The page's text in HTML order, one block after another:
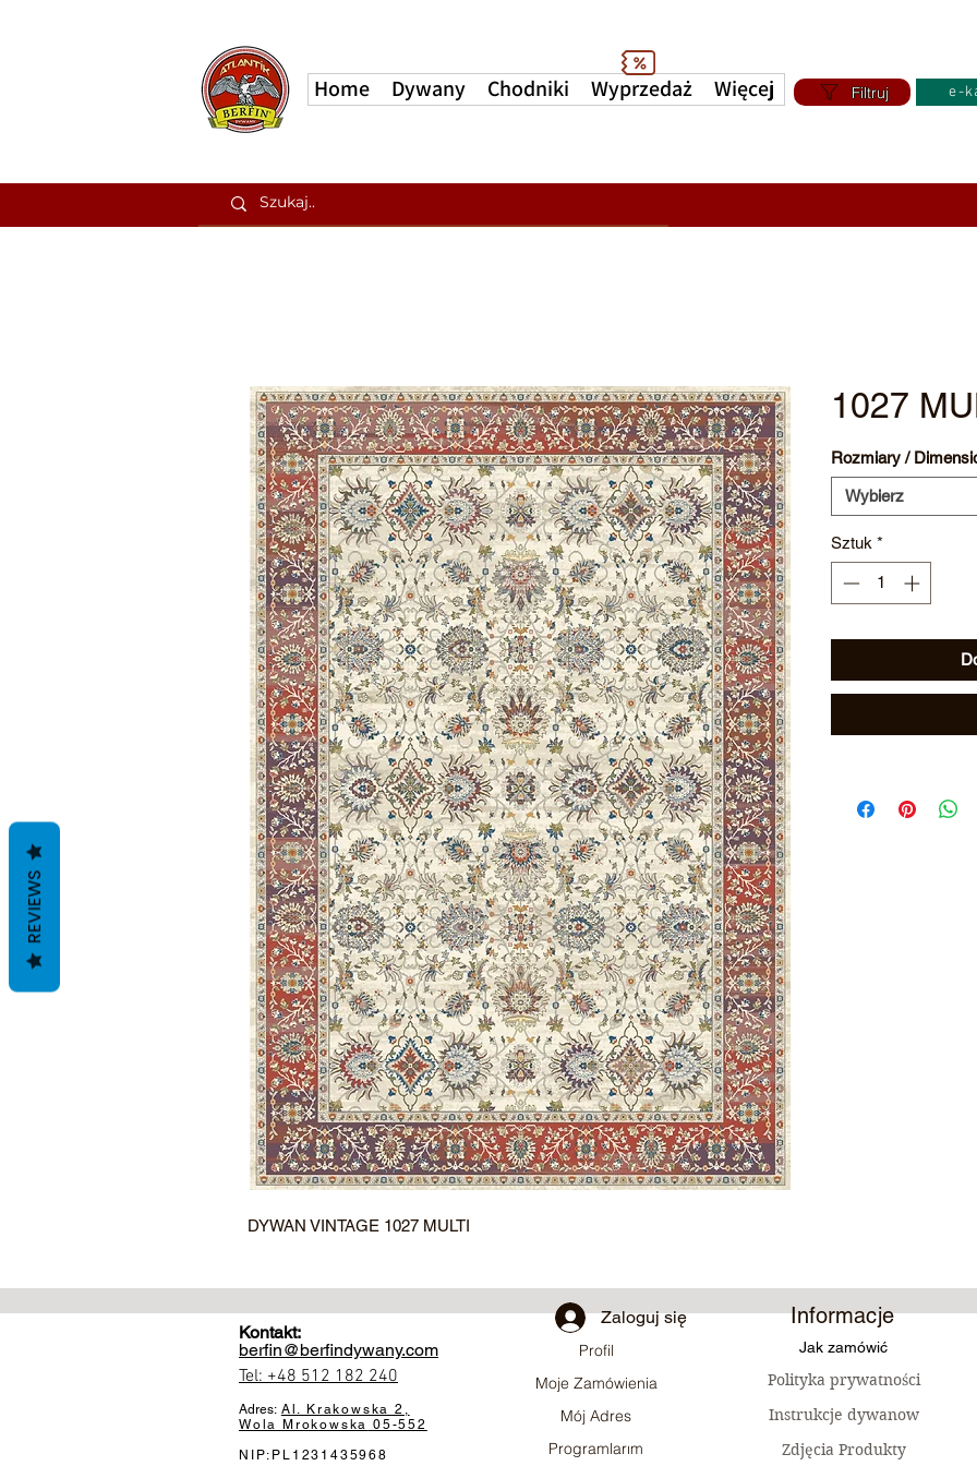
Home Dywany Chodniki Wyprzedaż Więcej Filtruj e-
DYWAN VINTAGE 1027 MULTI
1027
Rozmiary /
Wybierz
Sztuk *
Kontakt:
berfin@berfindywany.com
Tel: +48 512 182 240
Adres: Al. Krakowska 2,
Wola Mrokowska 05-552
NIP:PL1231435968
Zaloguj się Informacje
Profil
Moje Zamówienia
Mój Adres
Programlarım
Jak zamówić
Polityka prywatności
Instrukcje dywanow
Zdjęcia Produkty
REVIEWS